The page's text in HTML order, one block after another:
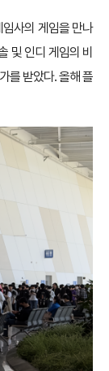
사의 게임을 만나
및 인디 게임의 비
를 받았다. 올해 플